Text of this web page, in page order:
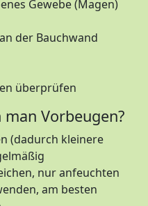
Gewebe (Magen)
der Bauchwand
überprüfen
Vorbeugen?
(dadurch kleinere
nur anfeuchten
am besten